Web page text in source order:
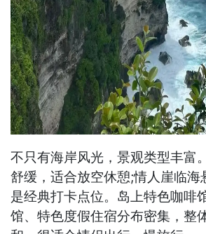
不只有海岸风光，景观类型丰富
舒缓，适合放空休憩;情人崖临海
是经典打卡点位。岛上特色咖啡
馆、特色度假住宿分布密集，整